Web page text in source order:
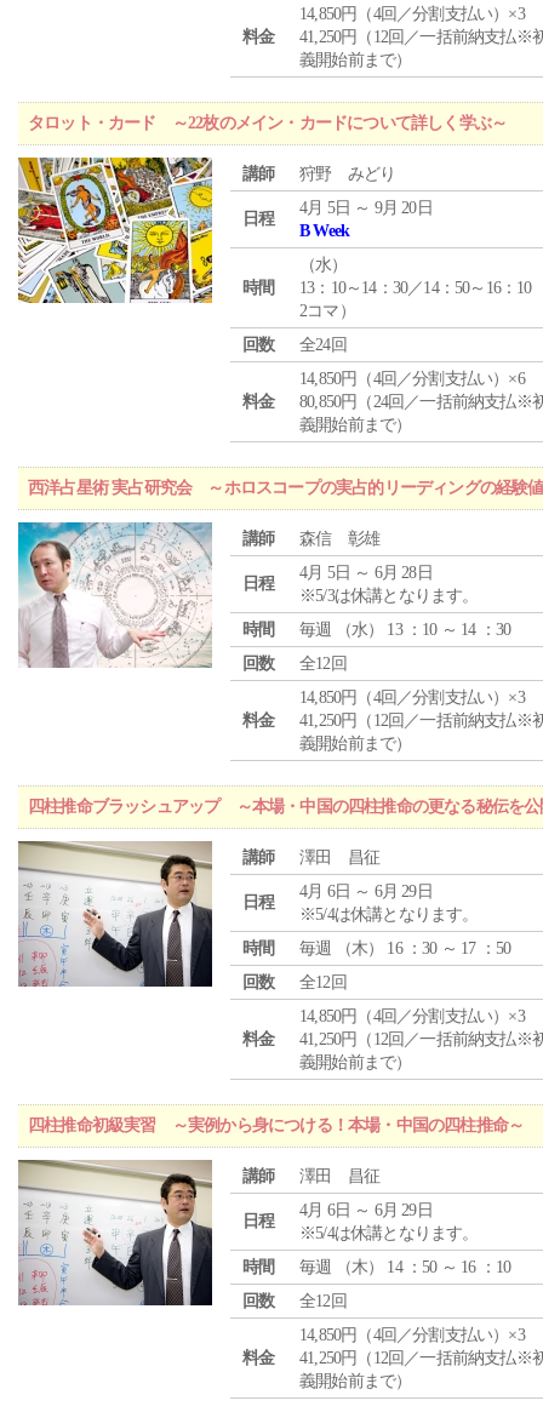
料金
14,850円（4回／分割支払い）×3
41,250円（12回／一括前納支払※
義開始前まで）
タロット・カード ～22枚のメイン・カードについて詳しく学ぶ～
講師 狩野 みどり
日程
4月 5日 ～ 9月 20日
B Week
時間
（水）
13：10～14：30／14：50～16：10
2コマ）
回数
全24回
料金
14,850円（4回／分割支払い）×6
80,850円（24回／一括前納支払※
義開始前まで）
西洋占星術 実占研究会 ～ホロスコープの実占的リーディングの経験
講師 森信 彰雄
日程
4月 5日 ～ 6月 28日
※5/3は休講となります。
時間
毎週 （水） 13 ：10 ～ 14 ：30
回数
全12回
料金
14,850円（4回／分割支払い）×3
41,250円（12回／一括前納支払※
義開始前まで）
四柱推命ブラッシュアップ ～本場・中国の四柱推命の更なる秘伝を
講師 澤田 昌征
日程
4月 6日 ～ 6月 29日
※5/4は休講となります。
時間
毎週 （木） 16 ：30 ～ 17 ：50
回数
全12回
料金
14,850円（4回／分割支払い）×3
41,250円（12回／一括前納支払※
義開始前まで）
四柱推命初級実習 ～実例から身につける！本場・中国の四柱推命～
講師 澤田 昌征
日程
4月 6日 ～ 6月 29日
※5/4は休講となります。
時間
毎週 （木） 14 ：50 ～ 16 ：10
回数
全12回
料金
14,850円（4回／分割支払い）×3
41,250円（12回／一括前納支払※
義開始前まで）